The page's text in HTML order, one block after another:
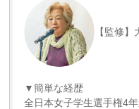
【監修
▼簡単な経歴
全日本女子学生選手権4